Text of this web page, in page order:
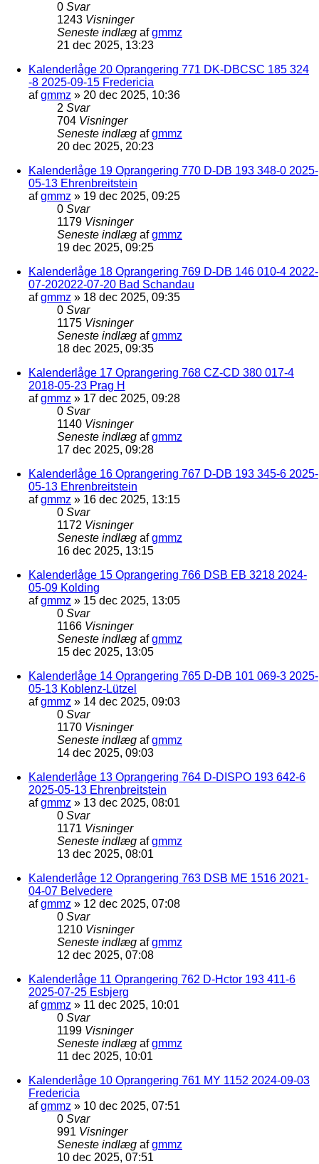
0 Svar
1243 Visninger
Seneste indlæg afgmmz
21 dec 2025, 13:23
Kalenderlåge 20 Oprangering 771 DK-DBCSC 185 324
-8 2025-09-15 Fredericia
afgmmz » 20 dec 2025, 10:36
2 Svar
704 Visninger
Seneste indlæg afgmmz
20 dec 2025, 20:23
Kalenderlåge 19 Oprangering 770 D-DB 193 348-0 2025-
05-13 Ehrenbreitstein
afgmmz » 19 dec 2025, 09:25
0 Svar
1179 Visninger
Seneste indlæg afgmmz
19 dec 2025, 09:25
Kalenderlåge 18 Oprangering 769 D-DB 146 010-4 2022-
07-202022-07-20 Bad Schandau
afgmmz » 18 dec 2025, 09:35
0 Svar
1175 Visninger
Seneste indlæg afgmmz
18 dec 2025, 09:35
Kalenderlåge 17 Oprangering 768 CZ-CD 380 017-4
2018-05-23 Prag H
afgmmz » 17 dec 2025, 09:28
0 Svar
1140 Visninger
Seneste indlæg afgmmz
17 dec 2025, 09:28
Kalenderlåge 16 Oprangering 767 D-DB 193 345-6 2025-
05-13 Ehrenbreitstein
afgmmz » 16 dec 2025, 13:15
0 Svar
1172 Visninger
Seneste indlæg afgmmz
16 dec 2025, 13:15
Kalenderlåge 15 Oprangering 766 DSB EB 3218 2024-
05-09 Kolding
afgmmz » 15 dec 2025, 13:05
0 Svar
1166 Visninger
Seneste indlæg afgmmz
15 dec 2025, 13:05
Kalenderlåge 14 Oprangering 765 D-DB 101 069-3 2025-
05-13 Koblenz-Lützel
afgmmz » 14 dec 2025, 09:03
0 Svar
1170 Visninger
Seneste indlæg afgmmz
14 dec 2025, 09:03
Kalenderlåge 13 Oprangering 764 D-DISPO 193 642-6
2025-05-13 Ehrenbreitstein
afgmmz » 13 dec 2025, 08:01
0 Svar
1171 Visninger
Seneste indlæg afgmmz
13 dec 2025, 08:01
Kalenderlåge 12 Oprangering 763 DSB ME 1516 2021-
04-07 Belvedere
afgmmz » 12 dec 2025, 07:08
0 Svar
1210 Visninger
Seneste indlæg afgmmz
12 dec 2025, 07:08
Kalenderlåge 11 Oprangering 762 D-Hctor 193 411-6
2025-07-25 Esbjerg
afgmmz » 11 dec 2025, 10:01
0 Svar
1199 Visninger
Seneste indlæg afgmmz
11 dec 2025, 10:01
Kalenderlåge 10 Oprangering 761 MY 1152 2024-09-03
Fredericia
afgmmz » 10 dec 2025, 07:51
0 Svar
991 Visninger
Seneste indlæg afgmmz
10 dec 2025, 07:51